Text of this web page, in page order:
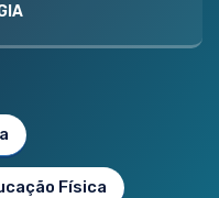
Física